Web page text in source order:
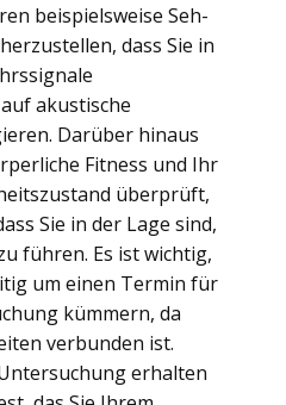
beispielsweise Seh-
dass Sie in
akustische
Darüber hinaus
Fitness und Ihr
überprüft,
Sie in der Lage sind,
führen. Es ist wichtig,
um einen Termin für
kümmern, da
verbunden ist.
erhalten